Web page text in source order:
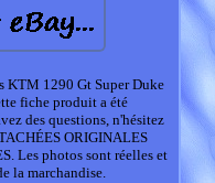
KTM 1290 Gt Super Duke
fiche produit a été
des questions, n'hésitez
ORIGINALES
Les photos sont réelles et
la marchandise.